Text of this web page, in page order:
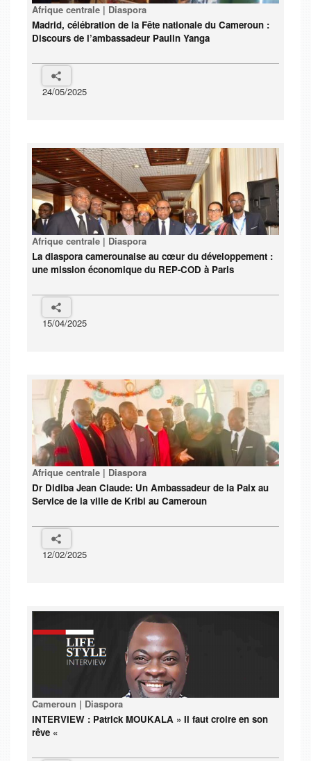
Afrique centrale | Diaspora
Madrid, célébration de la Fête nationale du Cameroun :
Discours de l’ambassadeur Paulin Yanga
24/05/2025
Afrique centrale | Diaspora
La diaspora camerounaise au cœur du développement :
une mission économique du REP-COD à Paris
15/04/2025
Afrique centrale | Diaspora
Dr Didiba Jean Claude: Un Ambassadeur de la Paix au
Service de la ville de Kribi au Cameroun
12/02/2025
Cameroun | Diaspora
INTERVIEW : Patrick MOUKALA » Il faut croire en son
rêve «